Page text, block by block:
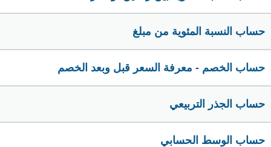
حساب النسبة المئوية من مبلغ
حساب الخصم - معرفة السعر قبل وبعد الخصم
حساب الجذر التربيعي
حساب الوسط الحسابي